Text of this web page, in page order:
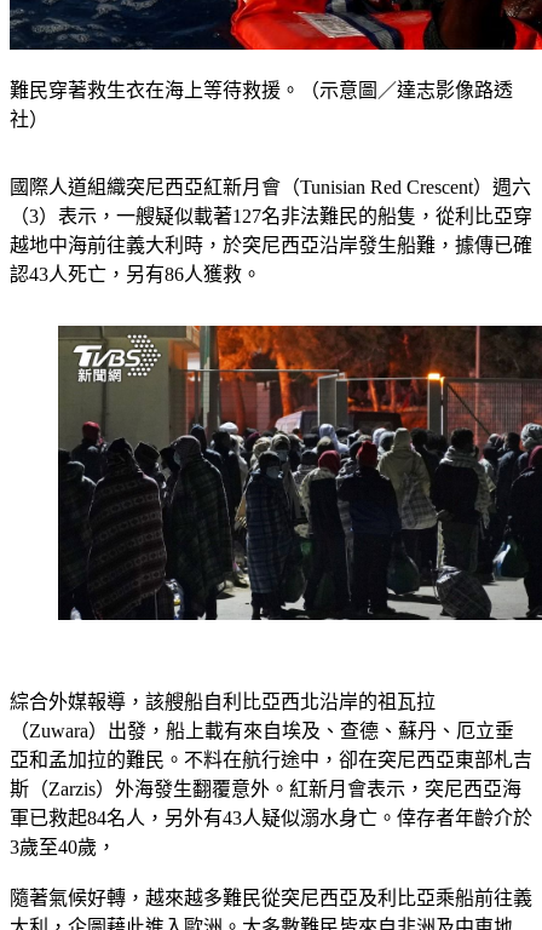
難民穿著救生衣在海上等待救援。（示意圖／達志影像路透
社）
國際人道組織突尼西亞紅新月會（Tunisian Red Crescent）週六
（3）表示，一艘疑似載著127名非法難民的船隻，從利比亞穿
越地中海前往義大利時，於突尼西亞沿岸發生船難，據傳已確
認43人死亡，另有86人獲救。
綜合外媒報導，該艘船自利比亞西北沿岸的祖瓦拉
（Zuwara）出發，船上載有來自埃及、查德、蘇丹、厄立垂
亞和孟加拉的難民。不料在航行途中，卻在突尼西亞東部札吉
斯（Zarzis）外海發生翻覆意外。紅新月會表示，突尼西亞海
軍已救起84名人，另外有43人疑似溺水身亡。倖存者年齡介於
3歲至40歲，
隨著氣候好轉，越來越多難民從突尼西亞及利比亞乘船前往義